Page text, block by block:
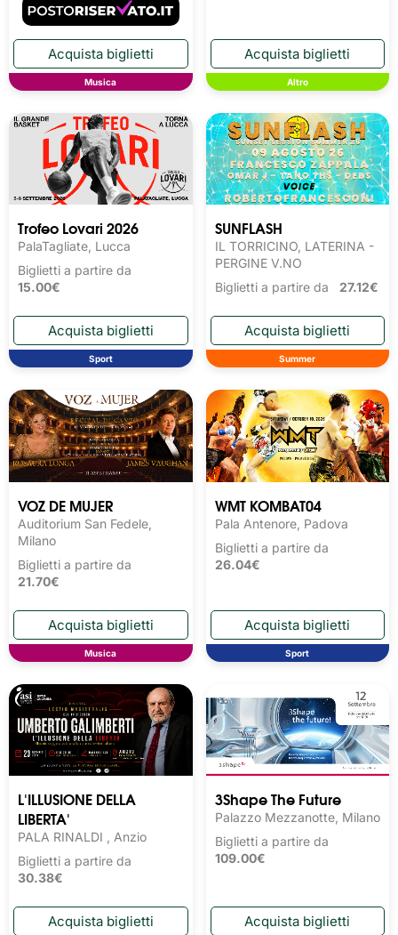
Musica Altro
Trofeo Lovari 2026
PalaTagliate, Lucca
Biglietti a partire da
15.00€
Sport
SUNFLASH
IL TORRICINO, LATERINA -
PERGINE V.NO
Biglietti a partire da 27.12€
Summer
VOZ DE MUJER
Auditorium San Fedele,
Milano
Biglietti a partire da
21.70€
Musica
WMT KOMBAT04
Pala Antenore, Padova
Biglietti a partire da
26.04€
Sport
L'ILLUSIONE DELLA
LIBERTA'
PALA RINALDI , Anzio
Biglietti a partire da
30.38€
3Shape The Future
Palazzo Mezzanotte, Milano
Biglietti a partire da
109.00€